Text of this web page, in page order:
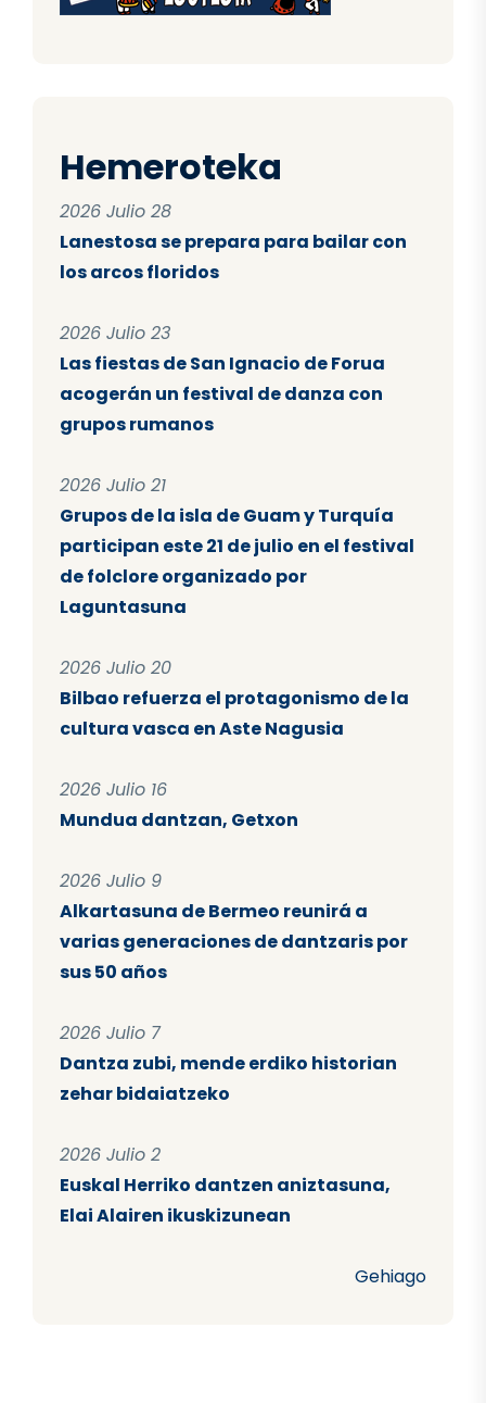
Hemeroteka
2026 Julio 28
Lanestosa se prepara para bailar con
los arcos floridos
2026 Julio 23
Las fiestas de San Ignacio de Forua
acogerán un festival de danza con
grupos rumanos
2026 Julio 21
Grupos de la isla de Guam y Turquía
participan este 21 de julio en el festival
de folclore organizado por
Laguntasuna
2026 Julio 20
Bilbao refuerza el protagonismo de la
cultura vasca en Aste Nagusia
2026 Julio 16
Mundua dantzan, Getxon
2026 Julio 9
Alkartasuna de Bermeo reunirá a
varias generaciones de dantzaris por
sus 50 años
2026 Julio 7
Dantza zubi, mende erdiko historian
zehar bidaiatzeko
2026 Julio 2
Euskal Herriko dantzen aniztasuna,
Elai Alairen ikuskizunean
Gehiago